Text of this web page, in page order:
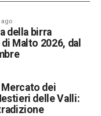
della birra
Malto 2026, dal
dei
delle Valli: